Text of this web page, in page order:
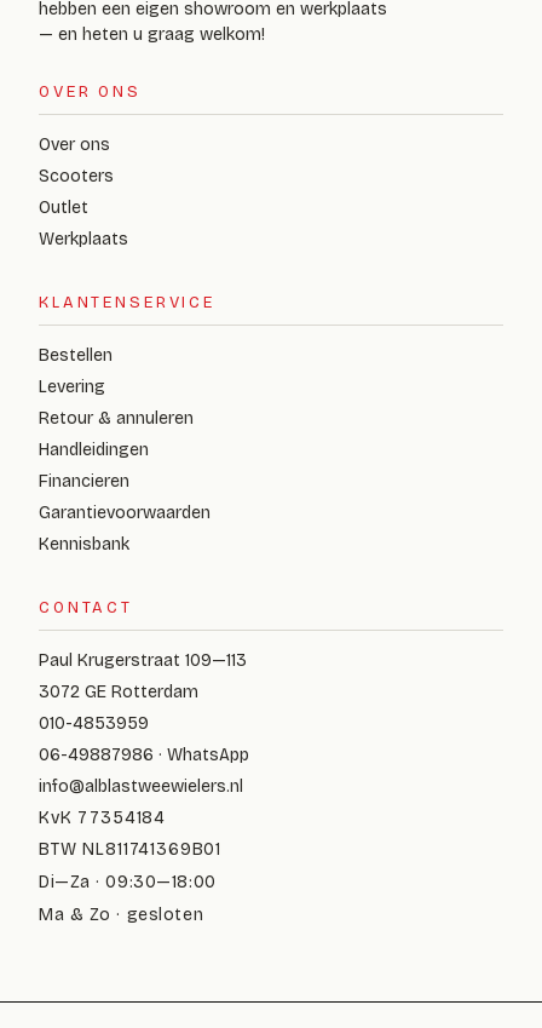
hebben een eigen showroom en werkplaats
— en heten u graag welkom!
OVER ONS
Over ons
Scooters
Outlet
Werkplaats
KLANTENSERVICE
Bestellen
Levering
Retour & annuleren
Handleidingen
Financieren
Garantievoorwaarden
Kennisbank
CONTACT
Paul Krugerstraat 109—113
3072 GE Rotterdam
010-4853959
06-49887986 · WhatsApp
info@alblastweewielers.nl
KvK 77354184
BTW NL811741369B01
Di—Za · 09:30—18:00
Ma & Zo · gesloten